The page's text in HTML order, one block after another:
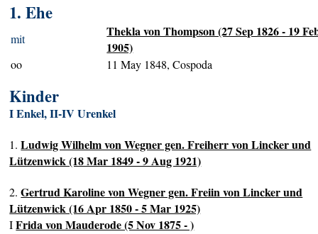
1. Ehe
mit
Thekla von Thompson (27 Sep 1826 - 19
1905)
oo 11 May 1848, Cospoda
Kinder
I Enkel, II-IV Urenkel
1.Ludwig Wilhelm von Wegner gen. Freiherr von Lincker und
Lützenwick (18 Mar 1849 - 9 Aug 1921)
2.Gertrud Karoline von Wegner gen. Freiin von Lincker und
Lützenwick (16 Apr 1850 - 5 Mar 1925)
IFrida von Mauderode (5 Nov 1875 - )